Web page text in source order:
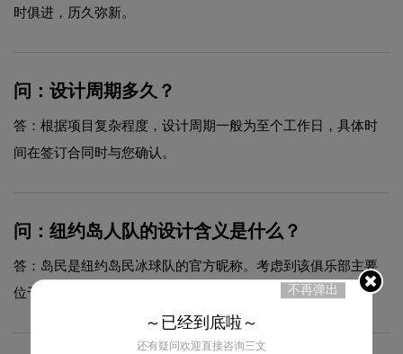
时俱进，历久弥新。
问：设计周期多久？
答：根据项目复杂程度，设计周期一般为至个工作日，具体时
间在签订合同时与您确认。
问：纽约岛人队的设计含义是什么？
答：岛民是纽约岛民冰球队的官方昵称。考虑到该俱乐部主要
位于纽约的长岛，这个名字和昵称似乎是合乎逻辑的。
不再弹出
～已经到底啦～
还有疑问欢迎直接咨询三文